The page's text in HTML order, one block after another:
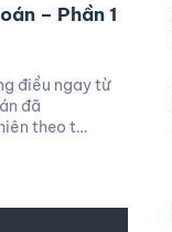
– Phần 1
điều ngay từ
đã
theo t…